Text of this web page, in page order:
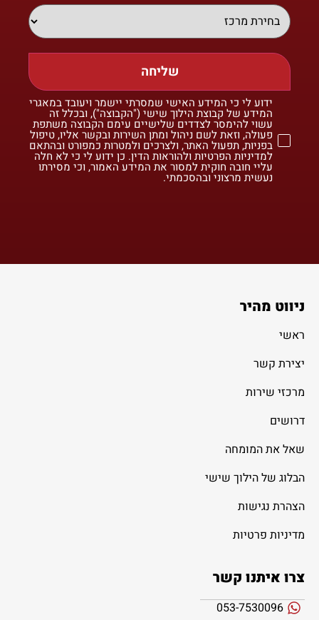
שליחה
ידוע לי כי המידע האישי שמסרתי יישמר ויעובד במאגרי
המידע של קבוצת הילוך שישי ("הקבוצה"), ובכלל זה
עשוי להימסר לצדדים שלישיים עימם הקבוצה משתפת
פעולה, וזאת לשם ניהול ומתן השירות ובקשר אליו, טיפול
בפניות, תפעול האתר, ולצרכים ולמטרות כמפורט ובהתאם
למדיניות הפרטיות ולהוראות הדין. כן ידוע לי כי לא חלה
עליי חובה חוקית למסור את המידע האמור, וכי מסירתו
נעשית מרצוני ובהסכמתי.
ניווט מהיר
ראשי
יצירת קשר
מרכזי שירות
דרושים
שאל את המומחה
הבלוג של הילוך שישי
הצהרת נגישות
מדיניות פרטיות
צרו איתנו קשר
053-7530096